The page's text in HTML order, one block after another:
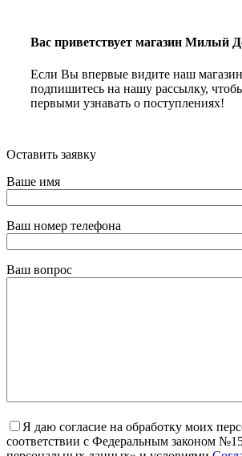
Вас приветствует магазин Милый
Если Вы впервые видите наш
подпишитесь на нашу рассылку,
первыми узнавать о поступлениях!
Оставить заявку
Ваше имя
Ваш номер телефона
Ваш вопрос
Я даю согласие на обработку моих
соответствии с Федеральным законом